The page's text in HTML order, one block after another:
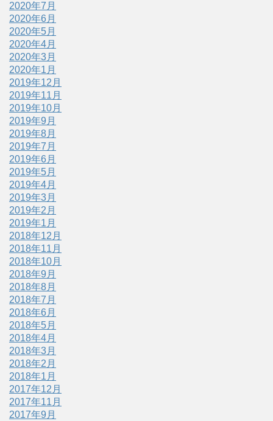
2020年7月
2020年6月
2020年5月
2020年4月
2020年3月
2020年1月
2019年12月
2019年11月
2019年10月
2019年9月
2019年8月
2019年7月
2019年6月
2019年5月
2019年4月
2019年3月
2019年2月
2019年1月
2018年12月
2018年11月
2018年10月
2018年9月
2018年8月
2018年7月
2018年6月
2018年5月
2018年4月
2018年3月
2018年2月
2018年1月
2017年12月
2017年11月
2017年9月